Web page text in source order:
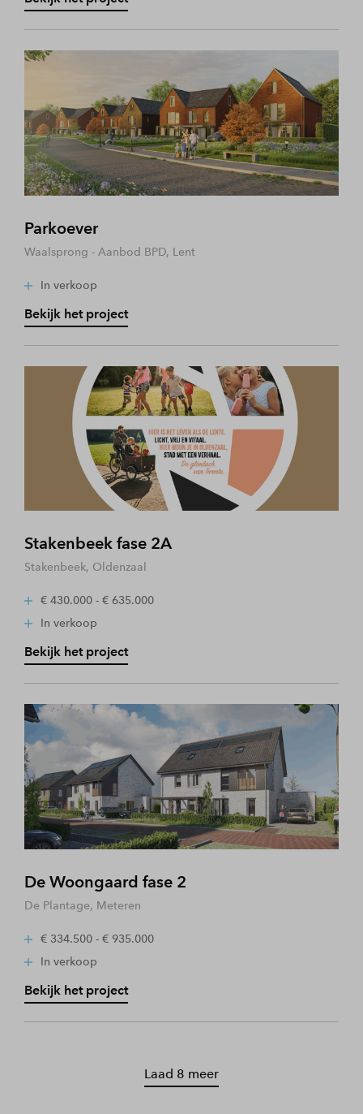
Parkoever
Waalsprong - Aanbod BPD, Lent
In verkoop
Bekijk het project
Stakenbeek fase 2A
Stakenbeek, Oldenzaal
€ 430.000 - € 635.000
In verkoop
Bekijk het project
De Woongaard fase 2
De Plantage, Meteren
€ 334.500 - € 935.000
In verkoop
Bekijk het project
Laad 8 meer